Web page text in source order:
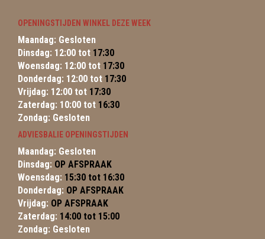
OPENINGSTIJDEN WINKEL DEZE WEEK
Maandag: Gesloten
Dinsdag: 12:00 tot 17:30
Woensdag: 12:00 tot 17:30
Donderdag: 12:00 tot 17:30
Vrijdag: 12:00 tot 17:30
Zaterdag: 10:00 tot 16:30
Zondag: Gesloten
ADVIESBALIE OPENINGSTIJDEN
Maandag: Gesloten
Dinsdag: OP AFSPRAAK
Woensdag: 15:30 tot 16:30
Donderdag: OP AFSPRAAK
Vrijdag: OP AFSPRAAK
Zaterdag: 14:00 tot 15:00
Zondag: Gesloten